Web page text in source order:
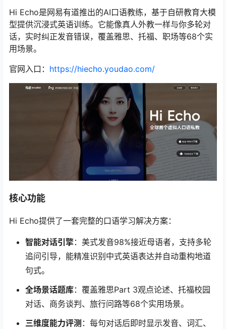
Hi Echo是网易有道推出的AI口语教练，基于自研教育大模
型提供沉浸式英语训练。它能像真人外教一样与你多轮对
话，实时纠正发音错误，覆盖雅思、托福、职场等68个实
用场景。
官网入口： https://hiecho.youdao.com/
核心功能
Hi Echo提供了一套完整的口语学习解决方案：
智能对话引擎：美式发音98%接近母语者，支持多轮
追问引导，能精准识别中式英语表达并自动重构地道
句式。
全场景话题库：覆盖雅思Part 3观点论述、托福校园
对话、商务谈判、旅行问路等68个实用场景。
三维度能力评测 ：每句对话后即时显示发音、词汇、